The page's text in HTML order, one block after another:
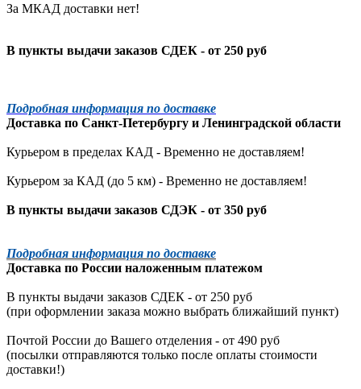
За МКАД доставки нет!
В пункты выдачи заказов СДЕК - от 250 руб
Подробная информация по доставке
Доставка по Санкт-Петербургу и Ленинградской области
Курьером в пределах КАД - Временно не доставляем!
Курьером за КАД (до 5 км) - Временно не доставляем!
В пункты выдачи заказов СДЭК - от 350 руб
Подробная информация по доставке
Доставка по России наложенным платежом
В пункты выдачи заказов СДЕК - от 250 руб
(при оформлении заказа можно выбрать ближайший пункт)
Почтой России до Вашего отделения - от 490 руб
(посылки отправляются только после оплаты стоимости
доставки!)